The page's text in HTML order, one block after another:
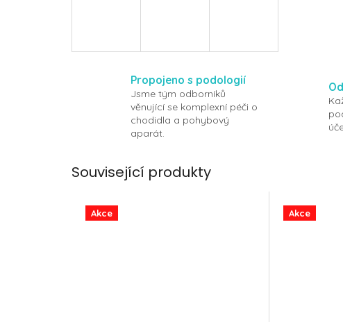
Propojeno s podologií
Jsme tým odborníků
věnující se komplexní péči o
chodidla a pohybový
aparát.
Související produkty
Akce Akce